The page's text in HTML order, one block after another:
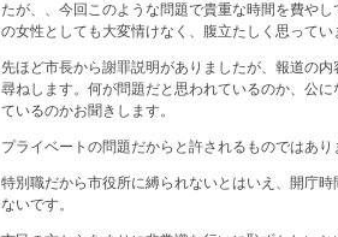
たが、、今回このような問題で貴重な時間を費や
の女性としても大変情けなく、腹立たしく思ってい
先ほど市長から謝罪説明がありましたが、報道の
尋ねします。何が問題だと思われているのか、公
ているのかお聞きします。
プライベートの問題だからと許されるものではあり
特別職だから市役所に縛られないとはいえ、開庁
ないです。